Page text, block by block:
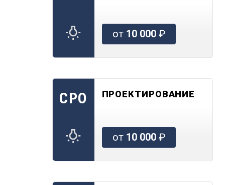
от 10 000₽
СРО ПРОЕКТИРОВАНИЕ
от 10 000₽